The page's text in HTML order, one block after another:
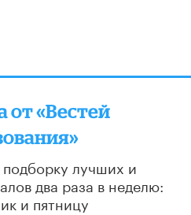
от «Вестей
лучших и
два раза в неделю:
и пятницу